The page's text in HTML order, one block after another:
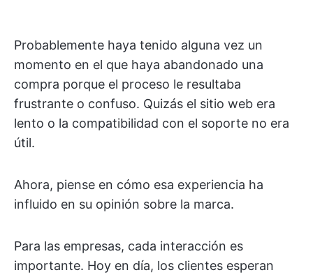
Probablemente haya tenido alguna vez un
momento en el que haya abandonado una
compra porque el proceso le resultaba
frustrante o confuso. Quizás el sitio web era
lento o la compatibilidad con el soporte no era
útil.
Ahora, piense en cómo esa experiencia ha
influido en su opinión sobre la marca.
Para las empresas, cada interacción es
importante. Hoy en día, los clientes esperan